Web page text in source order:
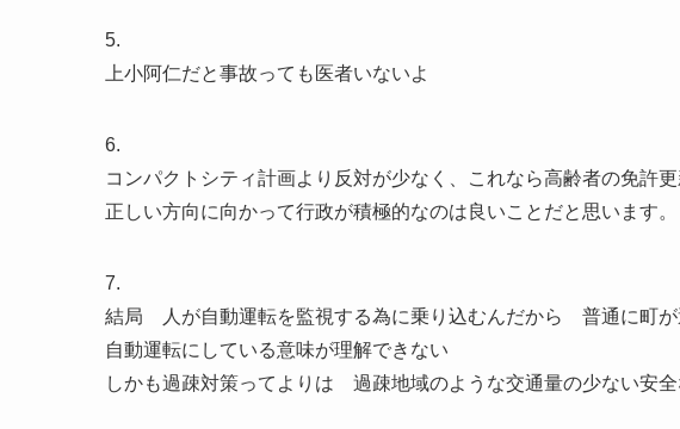
5.
上小阿仁だと事故っても医者いないよ
6.
コンパクトシティ計画より反対が少なく、これなら高齢者の免許
正しい方向に向かって行政が積極的なのは良いことだと思います。
7.
結局 人が自動運転を監視する為に乗り込むんだから 普通に町が
自動運転にしている意味が理解できない
しかも過疎対策ってよりは 過疎地域のような交通量の少ない安